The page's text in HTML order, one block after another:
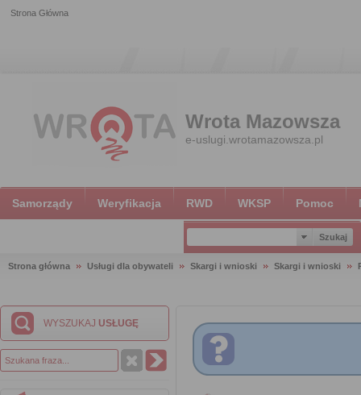
Strona Główna
Wrota Mazowsza
e-uslugi.wrotamazowsza.pl
Samorządy Weryfikacja RWD WKSP Pomoc
Strona główna Usługi dla obywateli Skargi i wnioski Skargi i wnioski
WYSZUKAJ USŁUGĘ